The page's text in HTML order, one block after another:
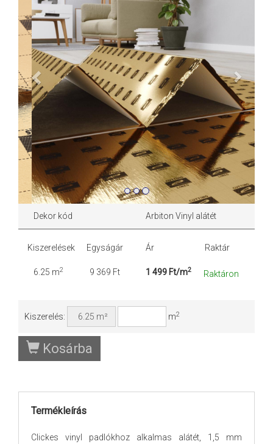
Previous Next
Dekor kód Arbiton Vinyl alátét
Kiszerelések Egyságár Ár Raktár
6.25 m2 9 369 Ft 1 499 Ft/m2 Raktáron
Kiszerelés: m2
Kosárba
Termékleírás
Clickes vinyl padlókhoz alkalmas alátét, 1,5 mm